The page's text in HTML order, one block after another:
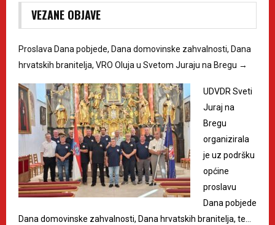
VEZANE OBJAVE
Proslava Dana pobjede, Dana domovinske zahvalnosti, Dana
hrvatskih branitelja, VRO Oluja u Svetom Juraju na Bregu →
UDVDR Sveti
Juraj na
Bregu
organizirala
je uz podršku
općine
proslavu
Dana pobjede
Dana domovinske zahvalnosti, Dana hrvatskih branitelja, te…